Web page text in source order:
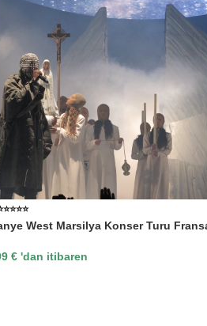
West Marsilya Konser Turu
€ 'dan itibaren